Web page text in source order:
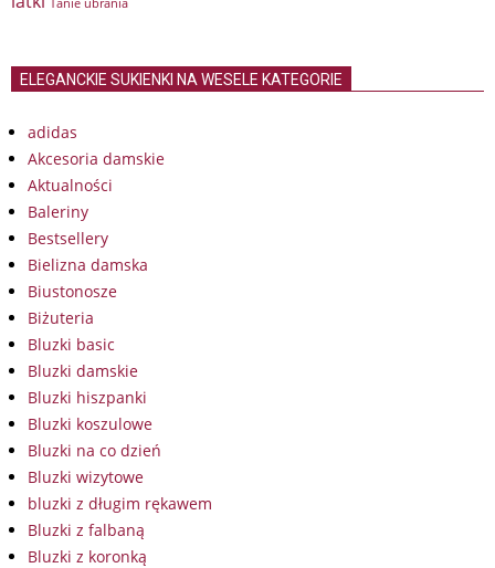
ELEGANCKIE SUKIENKI NA WESELE KATEGORIE
adidas
Akcesoria damskie
Aktualności
Baleriny
Bestsellery
Bielizna damska
Biustonosze
Biżuteria
Bluzki basic
Bluzki damskie
Bluzki hiszpanki
Bluzki koszulowe
Bluzki na co dzień
Bluzki wizytowe
bluzki z długim rękawem
Bluzki z falbaną
Bluzki z koronką